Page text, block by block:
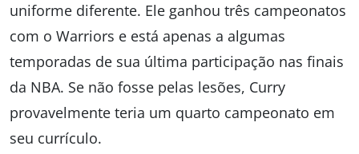
uniforme diferente. Ele ganhou três campeonatos
com o Warriors e está apenas a algumas
temporadas de sua última participação nas finais
da NBA. Se não fosse pelas lesões, Curry
provavelmente teria um quarto campeonato em
seu currículo.